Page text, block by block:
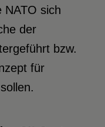
NATO sich
der
bzw.
für